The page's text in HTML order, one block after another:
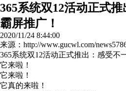
365系统双12活动正式
霸屏推广！
2020/11/24 8:44:00
来源：http://www.gucwl.com/
365系统双12活动正式推出：感受不
它来啦！
它来啦！
它真的来啦！